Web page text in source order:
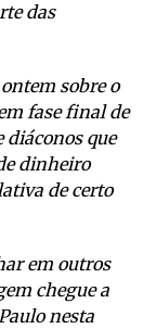
das
sobre o
fase final de
diáconos que
dinheiro
de certo
em outros
chegue a
nesta